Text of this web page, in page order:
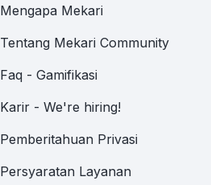
Mengapa Mekari
Tentang Mekari Community
Faq - Gamifikasi
Karir - We're hiring!
Pemberitahuan Privasi
Persyaratan Layanan